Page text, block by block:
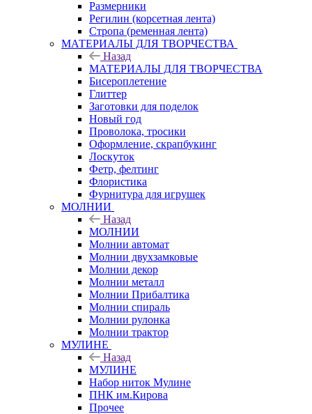
Размерники
Регилин (корсетная лента)
Стропа (ременная лента)
МАТЕРИАЛЫ ДЛЯ ТВОРЧЕСТВА
Назад
МАТЕРИАЛЫ ДЛЯ ТВОРЧЕСТВА
Бисероплетение
Глиттер
Заготовки для поделок
Новый год
Проволока, тросики
Оформление, скрапбукинг
Лоскуток
Фетр, фелтинг
Флористика
Фурнитура для игрушек
МОЛНИИ
Назад
МОЛНИИ
Молнии автомат
Молнии двухзамковые
Молнии декор
Молнии металл
Молнии Прибалтика
Молнии спираль
Молнии рулонка
Молнии трактор
МУЛИНЕ
Назад
МУЛИНЕ
Набор ниток Мулине
ПНК им.Кирова
Прочее